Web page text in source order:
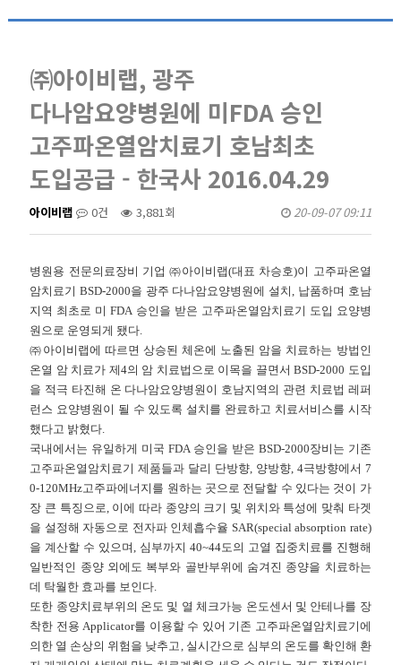
㈜아이비랩, 광주
다나암요양병원에 미FDA 승인
고주파온열암치료기 호남최초
도입공급 - 한국사 2016.04.29
아이비랩 0건 3,881회 20-09-07 09:11
병원용 전문의료장비 기업 ㈜아이비랩(대표 차승호)이 고주파온열
암치료기BSD-2000을 광주 다나암요양병원에 설치, 납품하며 호남
지역 최초로 미FDA 승인을 받은 고주파온열암치료기 도입 요양병
원으로 운영되게 됐다.
㈜ 아이비랩에 따르면 상승된 체온에 노출된 암을 치료하는 방법인
온열 암 치료가 제4의 암 치료법으로 이목을 끌면서BSD-2000 도입
을 적극 타진해 온 다나암요양병원이 호남지역의 관련 치료법 레퍼
런스 요양병원이 될 수 있도록 설치를 완료하고 치료서비스를 시작
했다고 밝혔다.
국내에서는 유일하게 미국 FDA 승인을 받은 BSD-2000장비는 기존
고주파온열암치료기 제품들과 달리 단방향, 양방향, 4극방향에서 7
0-120MHz고주파에너지를 원하는 곳으로 전달할 수 있다는 것이 가
장 큰 특징으로, 이에 따라 종양의 크기 및 위치와 특성에 맞춰 타겟
을 설정해 자동으로 전자파 인체흡수율 SAR(special absorption rate)
을 계산할 수 있으며, 심부까지 40~44도의 고열 집중치료를 진행해
일반적인 종양 외에도 복부와 골반부위에 숨겨진 종양을 치료하는
데 탁월한 효과를 보인다.
또한 종양치료부위의 온도 및 열 체크가능 온도센서 및 안테나를 장
착한 전용Applicator를 이용할 수 있어 기존 고주파온열암치료기에
의한 열 손상의 위험을 낮추고, 실시간으로 심부의 온도를 확인해 환